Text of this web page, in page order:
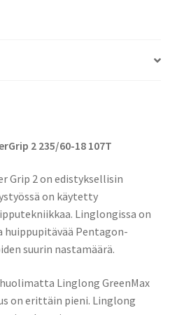
2 235/60-18 107T
Grip 2 on edistyksellisin
on käytetty
Linglongissa on
huippupitävää Pentagon-
suurin nastamäärä.
Linglong GreenMax
on erittäin pieni. Linglong